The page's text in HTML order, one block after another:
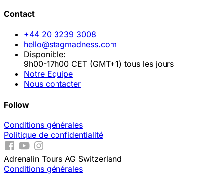
Contact
+44 20 3239 3008
hello@stagmadness.com
Disponible:
9h00-17h00 CET (GMT+1) tous les jours
Notre Equipe
Nous contacter
Follow
Conditions générales
Politique de confidentialité
Adrenalin Tours AG Switzerland
Conditions générales